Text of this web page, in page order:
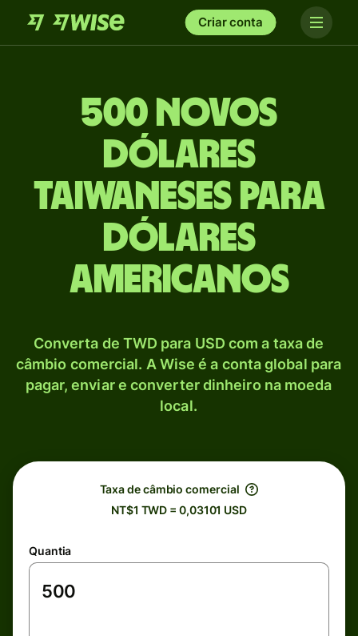
Criar conta
500 Novos
dólares
taiwaneses para
Dólares
americanos
Converta de TWD para USD com a taxa de
câmbio comercial. A Wise é a conta global para
pagar, enviar e converter dinheiro na moeda
local.
Taxa de câmbio comercial
NT$1 TWD = 0,03101 USD
Quantia